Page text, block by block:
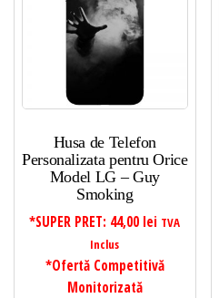
Husa de Telefon
Personalizata pentru Orice
Model LG – Guy
Smoking
*SUPER PRET: 44,00 lei TVA
Inclus
*Ofertă Competitivă
Monitorizată